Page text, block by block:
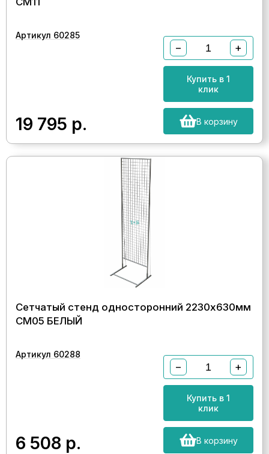
Артикул 60285
19 795 р.
− +
Купить в 1
клик
В корзину
Сетчатый стенд односторонний 2230х630мм
СМ05 БЕЛЫЙ
Артикул 60288
6 508 р.
− +
Купить в 1
клик
В корзину